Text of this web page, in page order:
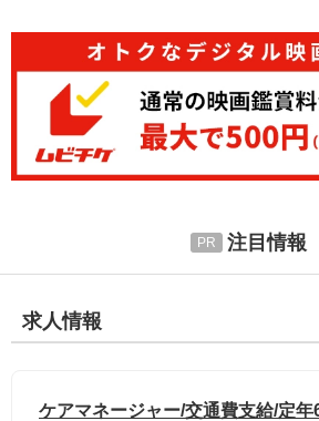
注目情報
求人情報
ケアマネージャー/交通費支給/定